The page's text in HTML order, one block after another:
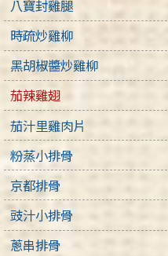
八寶封雞腿
時疏炒雞柳
黑胡椒醬炒雞柳
茄辣雞翅
茄汁里雞肉片
粉蒸小排骨
京都排骨
豉汁小排骨
蔥串排骨